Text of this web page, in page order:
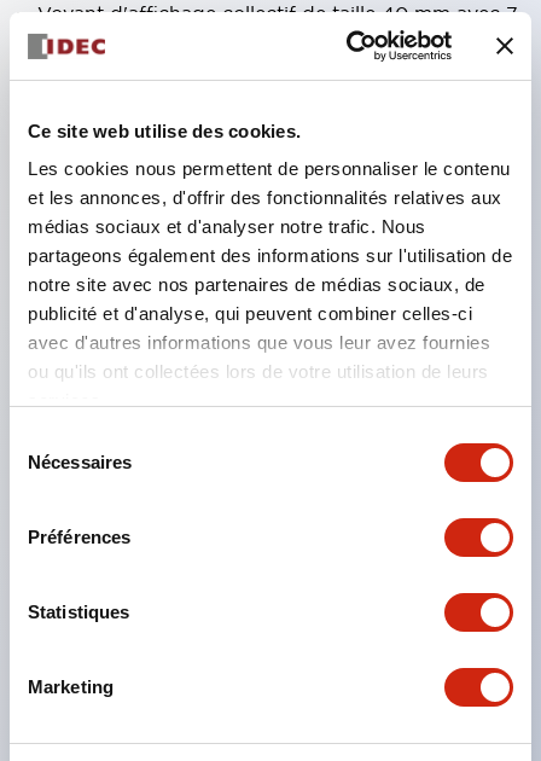
Ce site web utilise des cookies.
Les cookies nous permettent de personnaliser le contenu
et les annonces, d'offrir des fonctionnalités relatives aux
médias sociaux et d'analyser notre trafic. Nous
partageons également des informations sur l'utilisation de
notre site avec nos partenaires de médias sociaux, de
publicité et d'analyse, qui peuvent combiner celles-ci
avec d'autres informations que vous leur avez fournies
ou qu'ils ont collectées lors de votre utilisation de leurs
Nécessaires
Préférences
Statistiques
Marketing
Voyant d'affichage collectif de taille 40 mm avec 7
types de surfaces lumineuses au choix.
Équipé d'une fenêtre variable pour une meilleure
visibilité même en hauteur. (Sauf types C, L, G)
Utilisation de LED super lumineuses à émission de
surface ultra-haute intensité.
Réduction du temps de câblage grâce à la
structure à bornes SS, intégration du couvercle de
borne et du corps, et structure anti-chute des vis.
Adoption d'un support de liaison avec couvercle,
éliminant le besoin d'un couvercle de protection
contre les chocs électriques. (Lors de l'utilisation
combinée avec les bornes SS)
Film nominatif compatible pour un marquage
facile et une adaptation rapide aux changements
de spécifications d'affichage. (Uniquement type F)
Éclairage ponctuel complet pour une vérification
facile de l'allumage même en pleine lumière.
Produit certifié UL, c-UL et TUV. Conforme aux
normes EN. ※ Pour les modalités de désignation